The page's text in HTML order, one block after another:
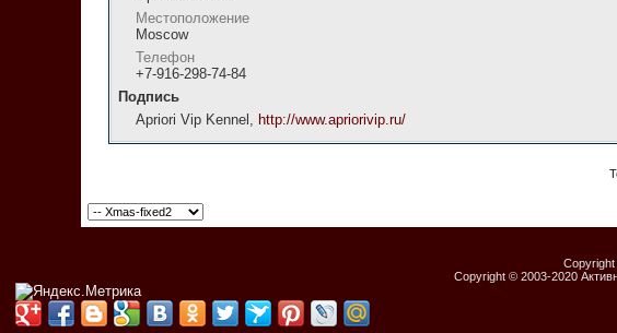
Местоположение
Moscow
Телефон
+7-916-298-74-84
Подпись
Apriori Vip Kennel, http://www.apriorivip.ru/
Copyright © 2003-2020